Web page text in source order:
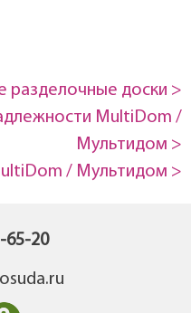
разделочные доски >
MultiDom /
Мультидом >
/ Мультидом >
65-20